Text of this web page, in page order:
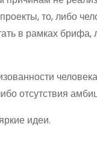
то, либо
в рамках брифа,
отсутствия
идеи.